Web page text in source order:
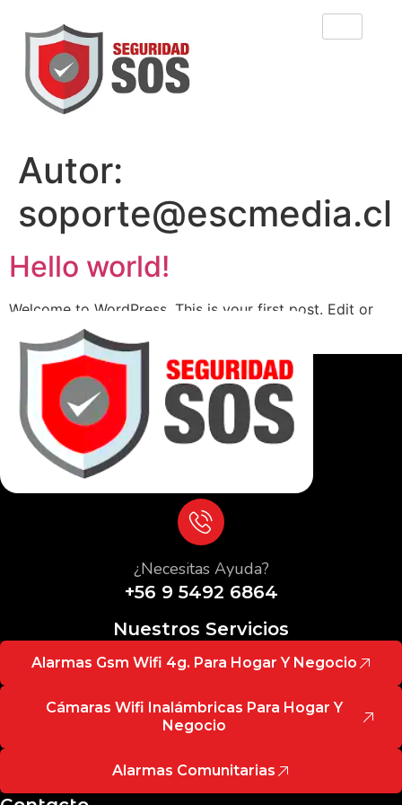
Autor:
soporte@escmedia.cl
Hello world!
Welcome to WordPress. This is your first post. Edit or
delete it, then start writing!
¿Necesitas Ayuda?
+56 9 5492 6864
Nuestros Servicios
Alarmas Gsm Wifi 4g. Para Hogar Y Negocio
Cámaras Wifi Inalámbricas Para Hogar Y
Negocio
Alarmas Comunitarias